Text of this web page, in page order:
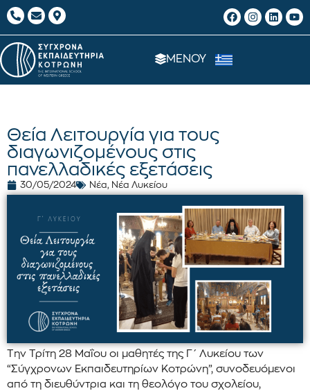
ΜΕΝΟΥ
Θεία Λειτουργία για τους
διαγωνιζομένους στις
πανελλαδικές εξετάσεις
30/05/2024 Νέα, Νέα Λυκείου
Την Τρίτη 28 Μαΐου οι μαθητές της Γ΄ Λυκείου των
“Σύγχρονων Εκπαιδευτηρίων Κοτρώνη”, συνοδευόμενοι
από τη διευθύντρια και τη θεολόγο του σχολείου,